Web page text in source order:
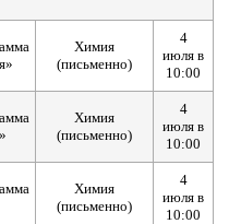
Химия
(письменно)
4
июля в
10:00
Химия
(письменно)
4
июля в
10:00
Химия
(письменно)
4
июля в
10:00